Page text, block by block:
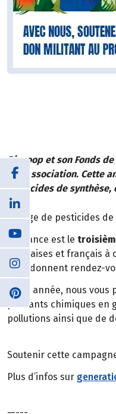
Biocoop et son Fonds
une association. Cette
pesticides de synthèse,
L’usage de pesticides
La France est le
françaises et français
vous donnent rendez-
Cette année, nous
polluants chimiques en
pollutions ainsi que de
Soutenir cette
Plus d’infos sur